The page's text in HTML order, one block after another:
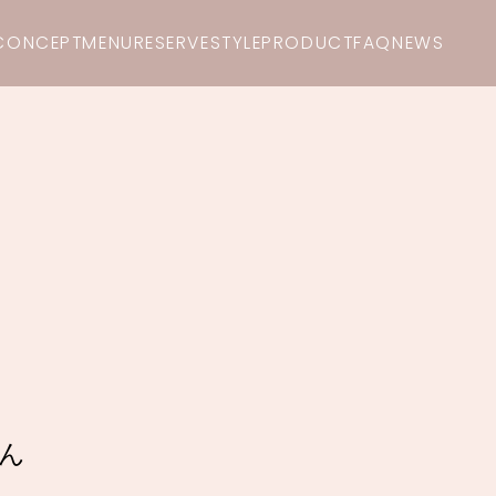
MENURESERVESTYLEPRODUCTFAQNEWS